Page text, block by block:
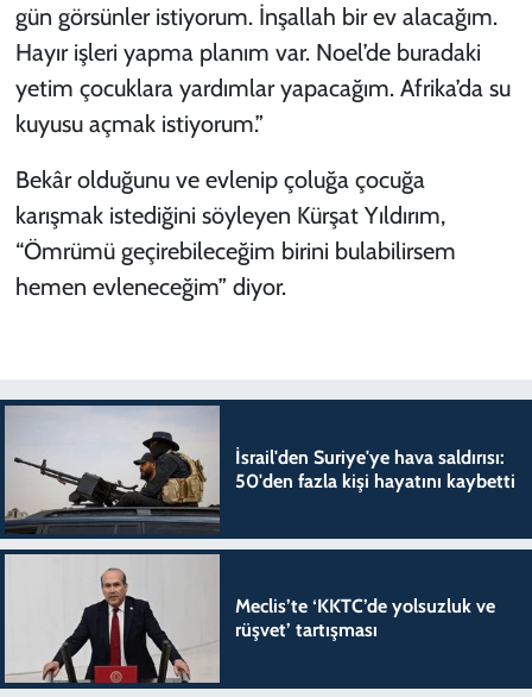
gün görsünler istiyorum. İnşallah bir ev alacağım.
Hayır işleri yapma planım var. Noel’de buradaki
yetim çocuklara yardımlar yapacağım. Afrika’da su
kuyusu açmak istiyorum.”
Bekâr olduğunu ve evlenip çoluğa çocuğa
karışmak istediğini söyleyen Kürşat Yıldırım,
“Ömrümü geçirebileceğim birini bulabilirsem
hemen evleneceğim” diyor.
İsrail'den Suriye'ye hava saldırısı:
50'den fazla kişi hayatını kaybetti
Meclis’te ‘KKTC’de yolsuzluk ve
rüşvet’ tartışması